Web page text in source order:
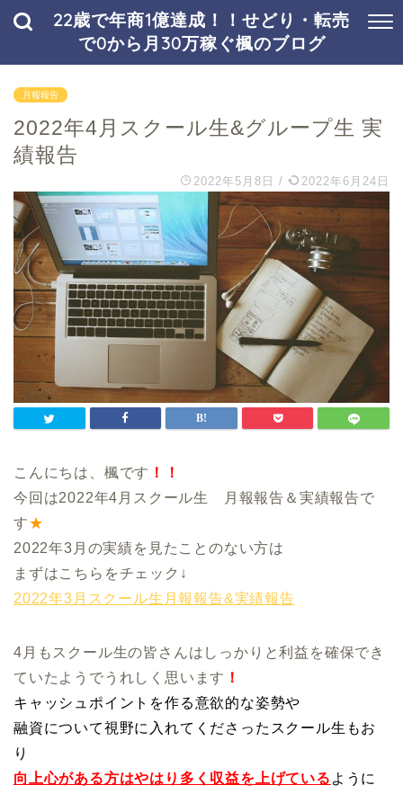
22歳で年商1億達成！！せどり・転売
で0から月30万稼ぐ楓のブログ
月報報告
2022年4月スクール生&グループ生 実
績報告
2022年5月8日 / 2022年6月24日
こんにちは、楓です ！！
今回は2022年4月スクール生 月報報告＆実績報告で
す★
2022年3月の実績を見たことのない方は
まずはこちらをチェック↓
2022年3月スクール生月報報告&実績報告
4月もスクール生の皆さんはしっかりと利益を確保でき
ていたようでうれしく思います ！
キャッシュポイントを作る意欲的な姿勢や
融資について視野に入れてくださったスクール生もお
り
向上心がある方はやはり多く収益を上げている ように